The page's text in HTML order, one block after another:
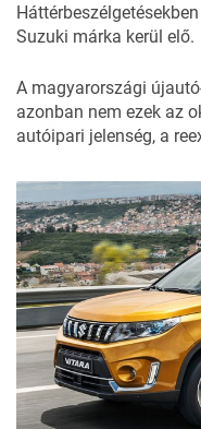
Suzuki márka kerül elő.
A magyarországi
azonban nem ezek az
autóipari jelenség, a